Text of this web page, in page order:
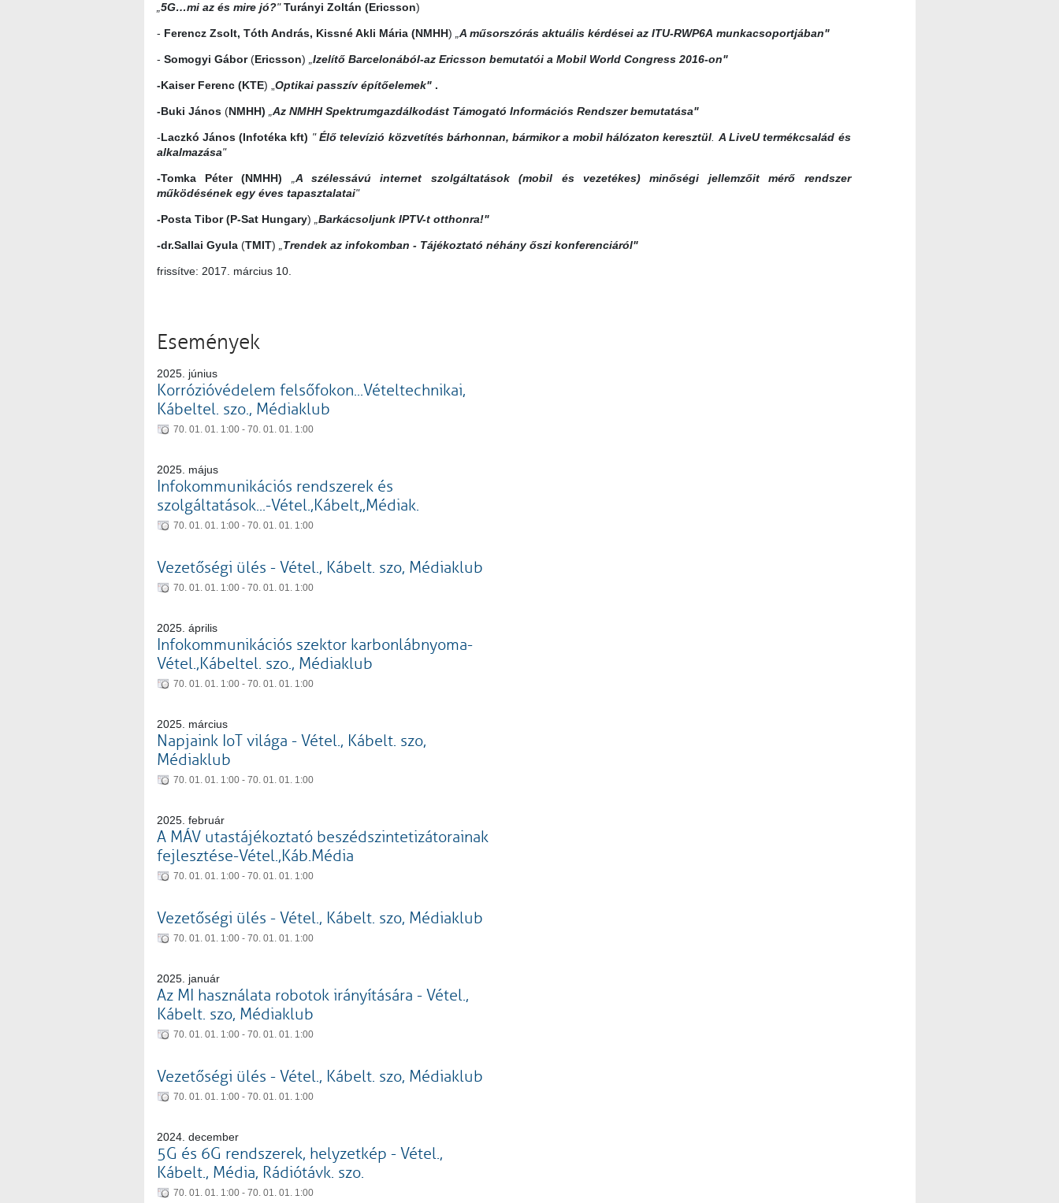
„5G…mi az és mire jó?" Turányi Zoltán (Ericsson)
- Ferencz Zsolt, Tóth András, Kissné Akli Mária (NMHH) „A műsorszórás aktuális kérdései az ITU-RWP6A munkacsoportjában"
- Somogyi Gábor(Ericsson) „Izelítő Barcelonából-az Ericsson bemutatói a Mobil World Congress 2016-on"
-Kaiser Ferenc (KTE) „Optikai passzív építőelemek".
-Buki János(NMHH) „Az NMHH Spektrumgazdálkodást Támogató Információs Rendszer bemutatása"
-Laczkó János (Infotéka kft) "Élő televízió közvetítés bárhonnan, bármikor a mobil hálózaton keresztül. A LiveU termékcsalád és
alkalmazása"
-Tomka Péter (NMHH) „A szélessávú
internet szolgáltatások (mobil és vezetékes) minőségi jellemzőit mérő rendszer
működésének egy éves tapasztalatai"
-Posta Tibor (P-Sat Hungary) „Barkácsoljunk IPTV-t otthonra!"
-dr.Sallai Gyula(TMIT) „Trendek az infokomban - Tájékoztató néhány őszi konferenciáról"
frissítve: 2017. március 10.
Események
2025. június
Korrózióvédelem felsőfokon...Vételtechnikai,
Kábeltel. szo., Médiaklub
70. 01. 01. 1:00 - 70. 01. 01. 1:00
2025. május
Infokommunikációs rendszerek és
szolgáltatások...-Vétel.,Kábelt,,Médiak.
70. 01. 01. 1:00 - 70. 01. 01. 1:00
Vezetőségi ülés - Vétel., Kábelt. szo, Médiaklub
70. 01. 01. 1:00 - 70. 01. 01. 1:00
2025. április
Infokommunikációs szektor karbonlábnyoma-
Vétel.,Kábeltel. szo., Médiaklub
70. 01. 01. 1:00 - 70. 01. 01. 1:00
2025. március
Napjaink IoT világa - Vétel., Kábelt. szo,
Médiaklub
70. 01. 01. 1:00 - 70. 01. 01. 1:00
2025. február
A MÁV utastájékoztató beszédszintetizátorainak
fejlesztése-Vétel.,Káb.Média
70. 01. 01. 1:00 - 70. 01. 01. 1:00
Vezetőségi ülés - Vétel., Kábelt. szo, Médiaklub
70. 01. 01. 1:00 - 70. 01. 01. 1:00
2025. január
Az MI használata robotok irányítására - Vétel.,
Kábelt. szo, Médiaklub
70. 01. 01. 1:00 - 70. 01. 01. 1:00
Vezetőségi ülés - Vétel., Kábelt. szo, Médiaklub
70. 01. 01. 1:00 - 70. 01. 01. 1:00
2024. december
5G és 6G rendszerek, helyzetkép - Vétel.,
Kábelt., Média, Rádiótávk. szo.
70. 01. 01. 1:00 - 70. 01. 01. 1:00